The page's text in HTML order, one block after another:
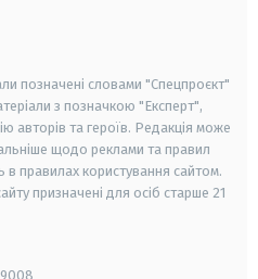
позначені словами "Спецпроєкт"
з позначкою "Експерт",
авторів та героїв. Редакція може
щодо реклами та правил
правилах користування сайтом.
призначені для осіб старше 21